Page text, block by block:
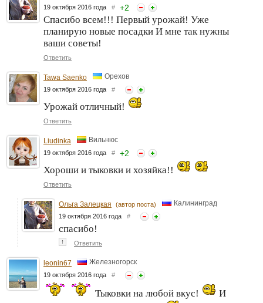
19 октября 2016 года # +2
Спасибо всем!!! Первый урожай! Уже
планирую новые посадки И мне так нужны
ваши советы!
Ответить
Tawa Saenko Орехов
19 октября 2016 года #
Урожай отличный!
Ответить
Liudinka Вильнюс
19 октября 2016 года # +2
Хороши и тыковки и хозяйка!!
Ответить
Ольга Залецкая (автор поста) Калининград
19 октября 2016 года #
спасибо!
↑ Ответить
leonin67 Железногорск
19 октября 2016 года #
Тыковки на любой вкус!
И